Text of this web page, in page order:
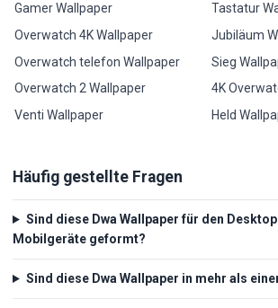
Gamer Wallpaper
Overwatch 4K Wallpaper
Overwatch telefon Wallpaper
Overwatch 2 Wallpaper
Venti Wallpaper
Tastatur
Jubiläum
Sieg
4K
Held
Häufig gestellte Fragen
Sind diese Dwa Wallpaper für den
Mobilgeräte geformt?
Sind diese Dwa Wallpaper in mehr als